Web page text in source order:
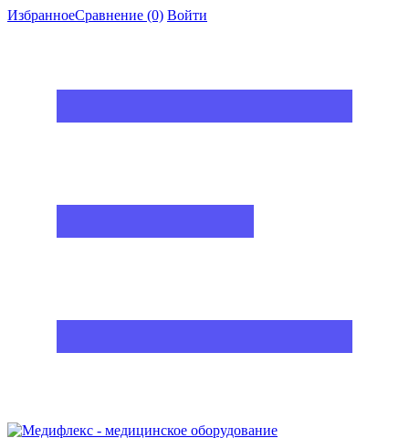
ИзбранноеСравнение (0) Войти